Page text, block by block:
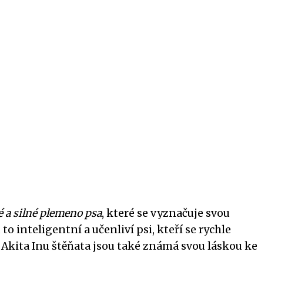
a silné plemeno psa, které se vyznačuje svou
to inteligentní a učenliví psi, kteří se rychle
Akita Inu štěňata jsou také známá svou láskou ke